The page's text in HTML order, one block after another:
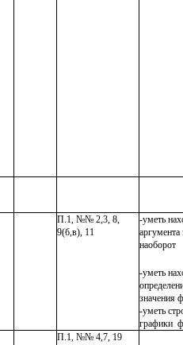
П.1, №№ 2,3, 8,
9(б,в), 11
-уметь
наоборот
-уметь
значения
-уметь
графики
П.1, №№ 4,7, 19